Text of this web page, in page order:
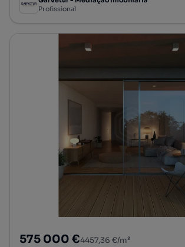
Profissional
575 000 €4457,36 €/m²